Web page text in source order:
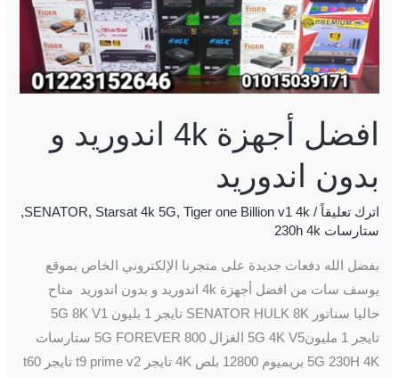
افضل أجهزة 4k اندوريد و
بدون اندوريد
اترك تعليقاً /
SENATOR, Starsat 4k 5G, Tiger one Billion v1 4k
,
ستارسات 230h 4k
بفضل الله دفعات جديدة على متجرنا الإلكتروني الخاص بموقع
يوسف سات من افضل أجهزة 4k اندوريد و بدون اندوريد متاح
حاليا سناتور SENATOR HULK 8K تايجر 1 بليون 5G 8K V1
تايجر 1 مليون5G 4K V5 الغزال 800 5G FOREVER ستارسات
5G 230H 4K بريميوم 12800 بلص 4K تايجر t9 prime v2 تايجر t60
اندوريد